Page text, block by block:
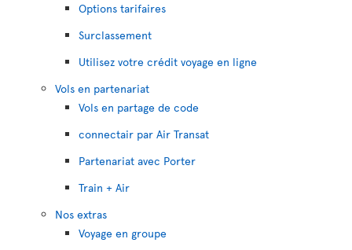
Options tarifaires
Surclassement
Utilisez votre crédit voyage en ligne
Vols en partenariat
Vols en partage de code
connectair par Air Transat
Partenariat avec Porter
Train + Air
Nos extras
Voyage en groupe